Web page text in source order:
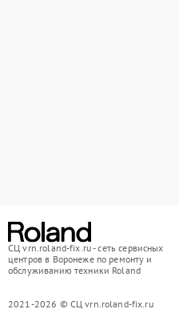
СЦ vrn.roland-fix.ru - сеть сервисных
центров в Воронеже по ремонту и
обслуживанию техники Roland
2021-2026 © СЦ vrn.roland-fix.ru